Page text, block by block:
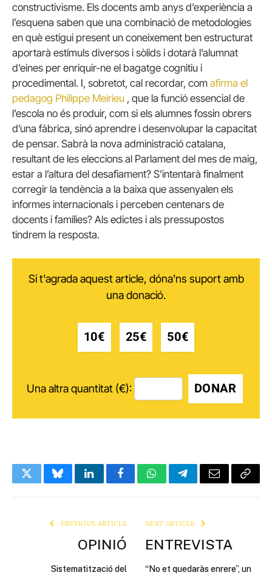
constructivisme. Els docents amb anys d’experiència a
l’esquena saben que una combinació de metodologies
en què estigui present un coneixement ben estructurat
aportarà estímuls diversos i sòlids i dotarà l’alumnat
d’eines per enriquir-ne el bagatge cognitiu i
procedimental. I, sobretot, cal recordar, com afirma el
pedagog Philippe Meirieu , que la funció essencial de
l’escola no és produir, com si els alumnes fossin obrers
d’una fàbrica, sinó aprendre i desenvolupar la capacitat
de pensar. Sabrà la nova administració catalana,
resultant de les eleccions al Parlament del mes de maig,
estar a l’altura del desafiament? S’intentarà finalment
corregir la tendència a la baixa que assenyalen els
informes internacionals i perceben centenars de
docents i famílies? Als edictes i als pressupostos
tindrem la resposta.
Si t'agrada aquest article, dóna'ns suport amb
una donació.
10€ 25€ 50€
Una altra quantitat (€): DONAR
TwitterBlueskyLinkedInFacebookWhatsAppTelegramEmail Copy
PREVIOUS ARTICLE
OPINIÓ
Sistematització del
NEXT ARTICLE
ENTREVISTA
“No et quedaràs enrere”, un